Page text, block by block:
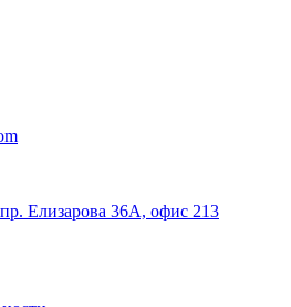
Елизарова 36А, офис 213